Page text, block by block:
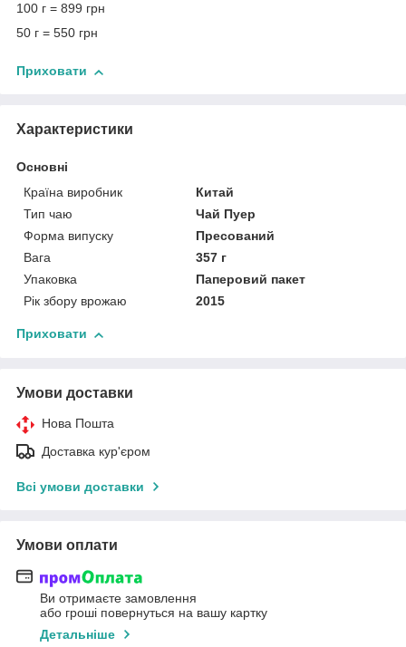
100 г = 899 грн
50 г = 550 грн
Приховати
Характеристики
Основні
Країна виробник
Китай
Тип чаю
Чай Пуер
Форма випуску
Пресований
Вага
357 г
Упаковка
Паперовий пакет
Рік збору врожаю
2015
Приховати
Умови доставки
Нова Пошта
Доставка кур'єром
Всі умови доставки
Умови оплати
Ви отримаєте замовлення
або гроші повернуться на вашу картку
Детальніше